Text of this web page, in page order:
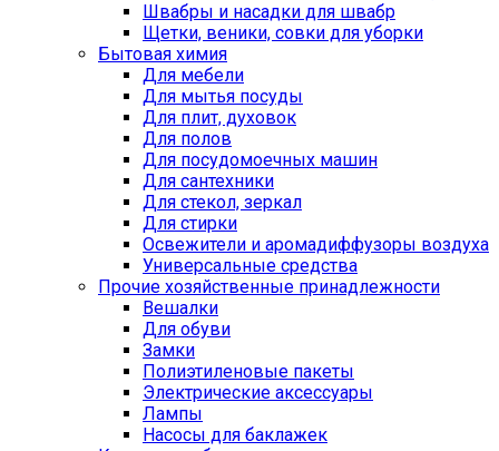
Швабры и насадки для швабр
Щетки, веники, совки для уборки
Бытовая химия
Для мебели
Для мытья посуды
Для плит, духовок
Для полов
Для посудомоечных машин
Для сантехники
Для стекол, зеркал
Для стирки
Освежители и аромадиффузоры воздуха
Универсальные средства
Прочие хозяйственные принадлежности
Вешалки
Для обуви
Замки
Полиэтиленовые пакеты
Электрические аксессуары
Лампы
Насосы для баклажек